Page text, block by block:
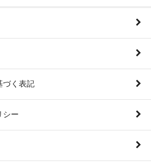
づく表記
シー